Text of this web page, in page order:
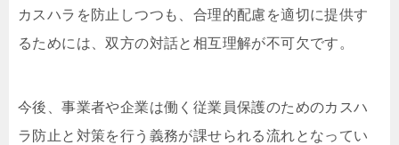
カスハラを防止しつつも、合理的配慮を適切に提供す
るためには、双方の対話と相互理解が不可欠です。
今後、事業者や企業は働く従業員保護のためのカスハ
ラ防止と対策を行う義務が課せられる流れとなってい